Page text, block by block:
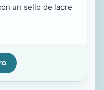
un sello de lacre